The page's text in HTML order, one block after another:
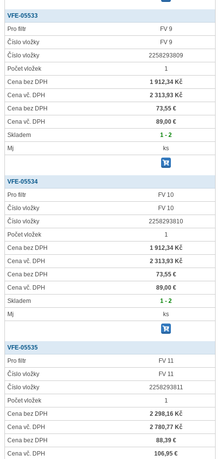
VFE-05533
Pro filtr
FV 9
Číslo vložky
FV 9
Číslo vložky
2258293809
Počet vložek
1
Cena bez DPH
1 912,34 Kč
Cena vč. DPH
2 313,93 Kč
Cena bez DPH
73,55 €
Cena vč. DPH
89,00 €
Skladem
1 - 2
Mj
ks
VFE-05534
Pro filtr
FV 10
Číslo vložky
FV 10
Číslo vložky
2258293810
Počet vložek
1
Cena bez DPH
1 912,34 Kč
Cena vč. DPH
2 313,93 Kč
Cena bez DPH
73,55 €
Cena vč. DPH
89,00 €
Skladem
1 - 2
Mj
ks
VFE-05535
Pro filtr
FV 11
Číslo vložky
FV 11
Číslo vložky
2258293811
Počet vložek
1
Cena bez DPH
2 298,16 Kč
Cena vč. DPH
2 780,77 Kč
Cena bez DPH
88,39 €
Cena vč. DPH
106,95 €